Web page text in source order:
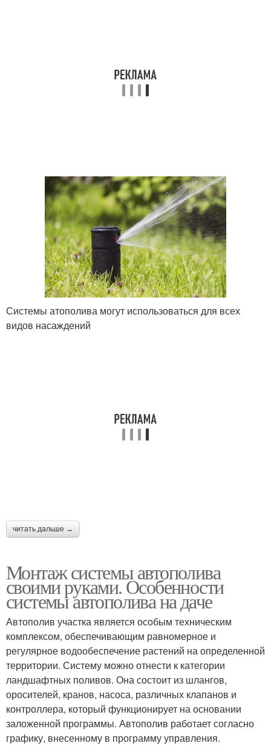
Системы атополива могут использоваться для всех
видов насаждений
читать дальше →
Монтаж системы автополива
своими руками. Особенности
системы автополива на даче
Автополив участка является особым техническим
комплексом, обеспечивающим равномерное и
регулярное водообеспечение растений на определенной
территории. Систему можно отнести к категории
ландшафтных поливов. Она состоит из шлангов,
оросителей, кранов, насоса, различных клапанов и
контроллера, который функционирует на основании
заложенной программы. Автополив работает согласно
графику, внесенному в программу управления.